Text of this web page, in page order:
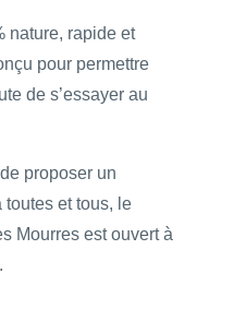
nature, rapide et
pour permettre
de s’essayer au
proposer un
toutes et tous, le
Mourres est ouvert à